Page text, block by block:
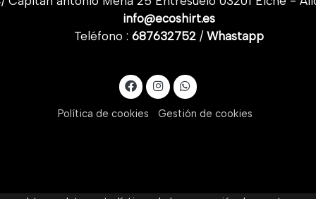
info@ecoshirt.es
Teléfono : 687632752/ Whastapp
Política de cookies Gestión de cookies